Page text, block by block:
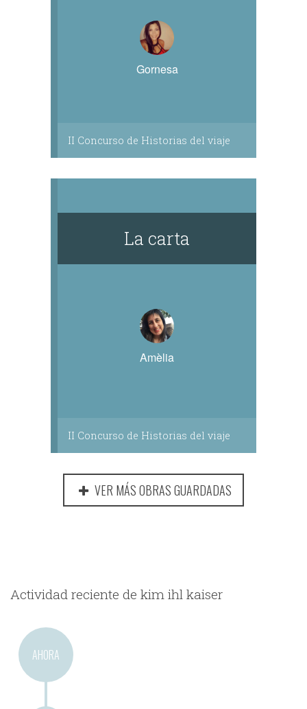
Gornesa
II Concurso de Historias del viaje
La carta
Amèlia
II Concurso de Historias del viaje
VER MÁS OBRAS GUARDADAS
Actividad reciente de kim ihl kaiser
AHORA